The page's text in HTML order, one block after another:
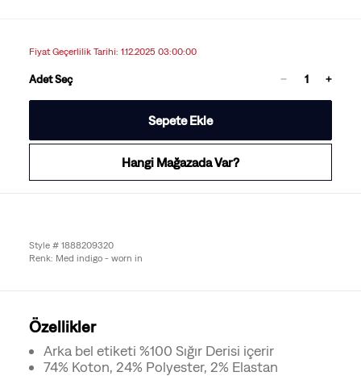
Fiyat Geçerlilik Tarihi: 1.12.2025 03:00:00
Adet Seç
Sepete Ekle
Hangi Mağazada Var?
Style # 1888209320
Renk: Med indigo - worn in
Özellikler
Arka bel etiketi %100 Sığır Derisi içerir
74% Koton, 24% Polyester, 2% Elastan